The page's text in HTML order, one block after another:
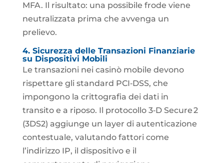
MFA. Il risultato: una possibile frode viene
neutralizzata prima che avvenga un
prelievo.
4. Sicurezza delle Transazioni Finanziarie
su Dispositivi Mobili
Le transazioni nei casinò mobile devono
rispettare gli standard PCI‑DSS, che
impongono la crittografia dei dati in
transito e a riposo. Il protocollo 3‑D Secure 2
(3DS2) aggiunge un layer di autenticazione
contestuale, valutando fattori come
l’indirizzo IP, il dispositivo e il